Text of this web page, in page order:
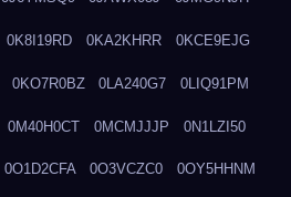
0K8I19RD 0KA2KHRR 0KCE9EJG
0KO7R0BZ 0LA240G7 0LIQ91PM
0M40H0CT 0MCMJJJP 0N1LZI50
0O1D2CFA 0O3VCZC0 0OY5HHNM